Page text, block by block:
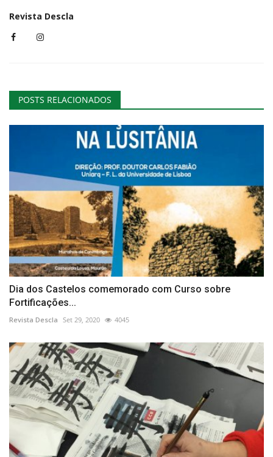
Revista Descla
POSTS RELACIONADOS
Dia dos Castelos comemorado com Curso sobre
Fortificações...
Revista Descla Set 29, 2020 4045